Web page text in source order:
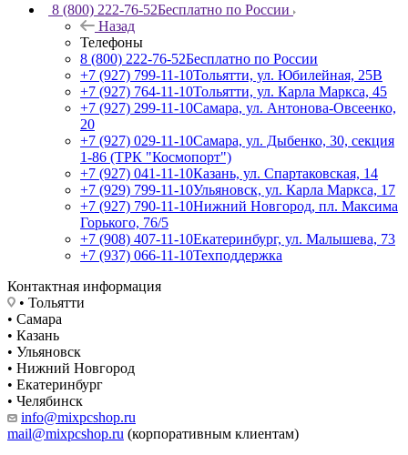
8 (800) 222-76-52Бесплатно по России
Назад
Телефоны
8 (800) 222-76-52Бесплатно по России
+7 (927) 799-11-10Тольятти, ул. Юбилейная, 25В
+7 (927) 764-11-10Тольятти, ул. Карла Маркса, 45
+7 (927) 299-11-10Самара, ул. Антонова-Овсеенко,
20
+7 (927) 029-11-10Самара, ул. Дыбенко, 30, секция
1-86 (ТРК "Космопорт")
+7 (927) 041-11-10Казань, ул. Спартаковская, 14
+7 (929) 799-11-10Ульяновск, ул. Карла Маркса, 17
+7 (927) 790-11-10Нижний Новгород, пл. Максима
Горького, 76/5
+7 (908) 407-11-10Екатеринбург, ул. Малышева, 73
+7 (937) 066-11-10Техподдержка
Контактная информация
• Тольятти
• Самара
• Казань
• Ульяновск
• Нижний Новгород
• Екатеринбург
• Челябинск
info@mixpcshop.ru
mail@mixpcshop.ru (корпоративным клиентам)